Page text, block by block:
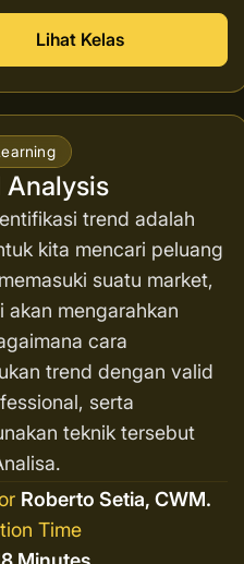
Lihat Kelas
Analysis
trend adalah
kita mencari peluang
suatu market,
akan mengarahkan
cara
trend dengan valid
serta
teknik tersebut
Roberto Setia, CWM.
Time